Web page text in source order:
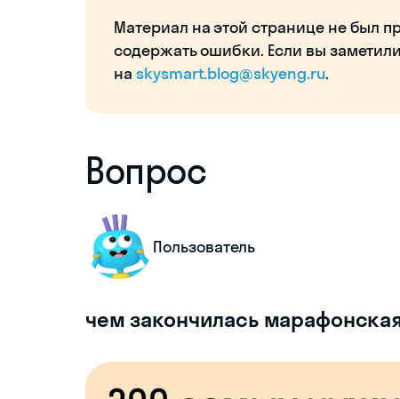
Материал на этой странице не был
содержать ошибки. Если вы
на skysmart.blog@skyeng.ru.
Вопрос
Пользователь
чем закончилась